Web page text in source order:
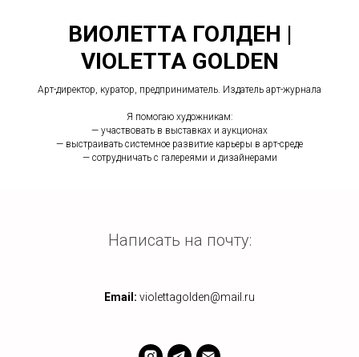
ВИОЛЕТТА ГОЛДЕН |
VIOLETTA GOLDEN
Арт-директор, куратор, предприниматель. Издатель арт-журнала
Я помогаю художникам:
— участвовать в выставках и аукционах
— выстраивать системное развитие карьеры в арт-среде
— сотрудничать с галереями и дизайнерами
Написать на почту:
Email: violettagolden@mail.ru